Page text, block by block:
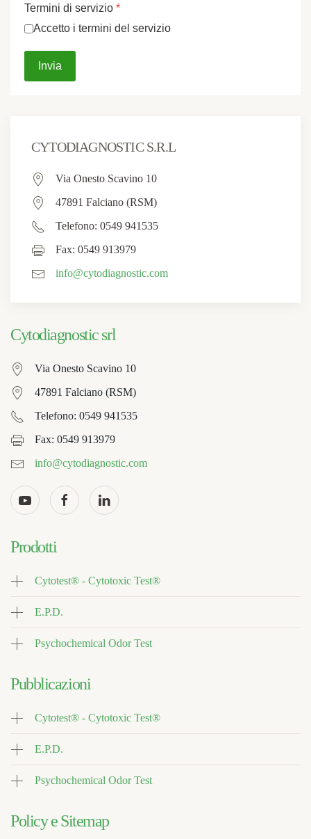
Termini di servizio *
Accetto i termini del servizio
Invia
CYTODIAGNOSTIC S.R.L
Via Onesto Scavino 10
47891 Falciano (RSM)
Telefono: 0549 941535
Fax: 0549 913979
info@cytodiagnostic.com
Cytodiagnostic srl
Via Onesto Scavino 10
47891 Falciano (RSM)
Telefono: 0549 941535
Fax: 0549 913979
info@cytodiagnostic.com
Prodotti
Cytotest® - Cytotoxic Test®
E.P.D.
Psychochemical Odor Test
Pubblicazioni
Cytotest® - Cytotoxic Test®
E.P.D.
Psychochemical Odor Test
Policy e Sitemap